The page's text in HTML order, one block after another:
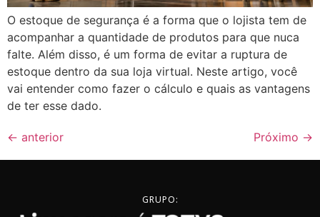
O estoque de segurança é a forma que o lojista tem de
acompanhar a quantidade de produtos para que nuca
falte. Além disso, é um forma de evitar a ruptura de
estoque dentro da sua loja virtual. Neste artigo, você
vai entender como fazer o cálculo e quais as vantagens
de ter esse dado.
← anterior Próximo →
GRUPO: